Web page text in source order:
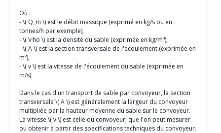
Où :
- \( Q_m \) est le débit massique (exprimé en kg/s ou en
tonnes/h par exemple),
- \( \rho \) est la densité du sable (exprimée en kg/m³),
- \( A \) est la section transversale de l'écoulement (exprimée en
m²),
- \( v \) est la vitesse de l'écoulement du sable (exprimée en
m/s).
Dans le cas d'un transport de sable par convoyeur, la section
transversale \( A \) est généralement la largeur du convoyeur
multipliée par la hauteur moyenne du sable sur le convoyeur.
La vitesse \( v \) est celle du convoyeur, que l'on peut mesurer
ou obtenir à partir des spécifications techniques du convoyeur.